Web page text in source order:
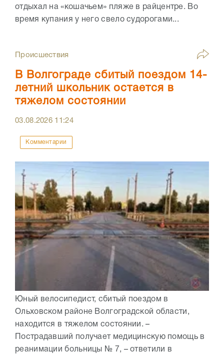
отдыхал на «кошачьем» пляже в райцентре. Во
время купания у него свело судорогами...
Происшествия
В Волгограде сбитый поездом 14-
летний школьник остается в
тяжелом состоянии
03.08.2026 11:24
Комментарии
Юный велосипедист, сбитый поездом в
Ольховском районе Волгоградской области,
находится в тяжелом состоянии. –
Пострадавший получает медицинскую помощь в
реанимации больницы № 7, – ответили в